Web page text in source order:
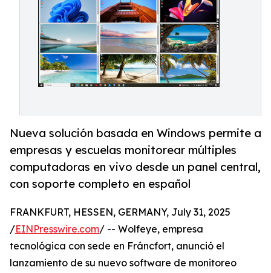
Nueva solución basada en Windows permite a
empresas y escuelas monitorear múltiples
computadoras en vivo desde un panel central,
con soporte completo en español
FRANKFURT, HESSEN, GERMANY, July 31, 2025
/EINPresswire.com/ -- Wolfeye, empresa
tecnológica con sede en Fráncfort, anunció el
lanzamiento de su nuevo software de monitoreo